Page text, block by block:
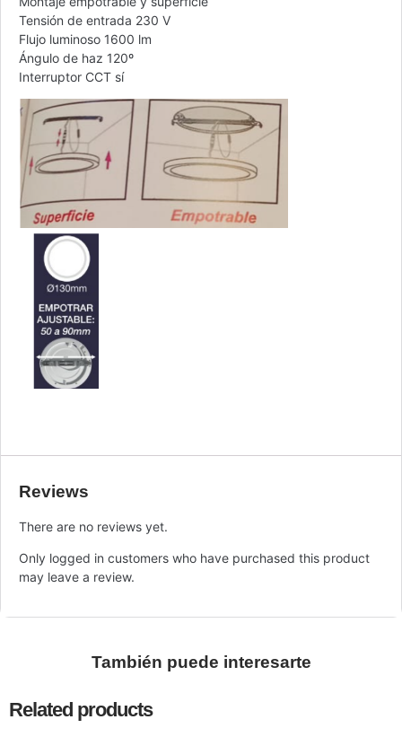
Tensión de entrada 230 V
Flujo luminoso 1600 lm
Ángulo de haz 120º
Interruptor CCT sí
Reviews
There are no reviews yet.
Only logged in customers who have purchased this product
may leave a review.
También puede interesarte
Related products